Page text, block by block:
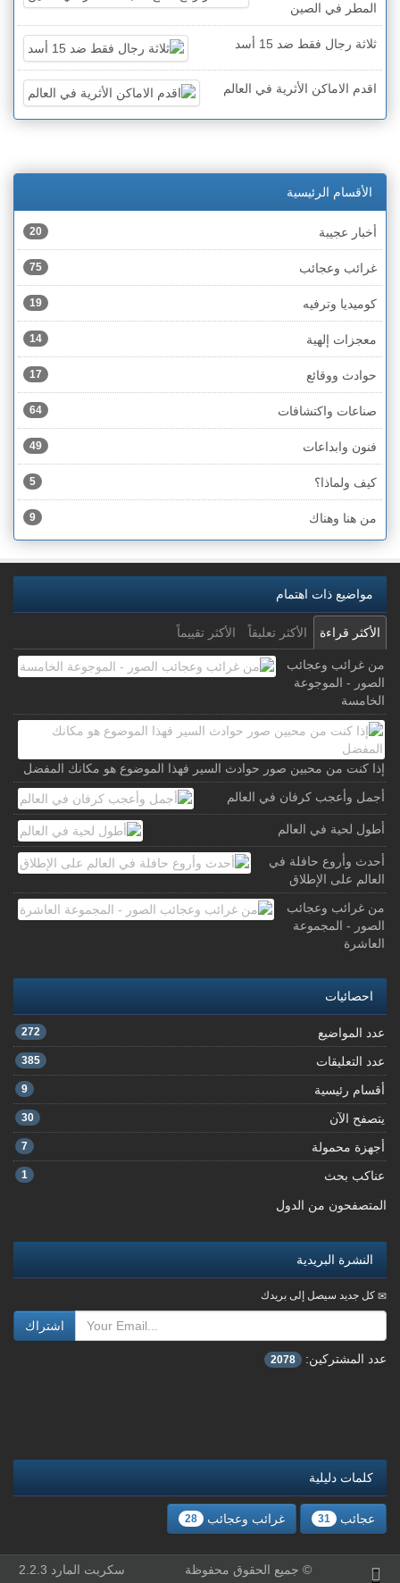
المطر في الصين
ثلاثة رجال فقط ضد 15 أسد
اقدم الاماكن الأثرية في العالم
الأقسام الرئيسية
أخبار عجيبة 20
غرائب وعجائب 75
كوميديا وترفيه 19
معجزات إلهية 14
حوادث ووقائع 17
صناعات واكتشافات 64
فنون وابداعات 49
كيف ولماذا؟ 5
من هنا وهناك 9
مواضيع ذات اهتمام
الأكثر قراءة الأكثر تعليقاً الأكثر تقييماً
من غرائب وعجائب
الصور - الموجوعة
الخامسة
إذا كنت من محبين صور حوادث السير فهذا الموضوع هو مكانك المفضل
أجمل وأعجب كرفان في العالم
أطول لحية في العالم
أحدث وأروع حافلة في
العالم على الإطلاق
من غرائب وعجائب
الصور - المجموعة
العاشرة
احصائيات
عدد المواضيع 272
عدد التعليقات 385
أقسام رئيسية 9
يتصفح الآن 30
أجهزة محمولة 7
عناكب بحث 1
المتصفحون من الدول
النشرة البريدية
كل جديد سيصل إلى بريدك
اشتراك
عدد المشتركين: 2078
كلمات دليلية
عجائب 31 غرائب وعجائب 28
سكربت المارد © جميع الحقوق محفوظة